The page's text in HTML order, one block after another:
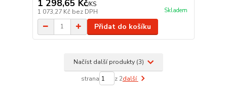
1 298,65 Kč/KS
1 073,27 Kč bez DPH Skladem
Přidat do košíku
Načíst další produkty (3)
strana z 2další